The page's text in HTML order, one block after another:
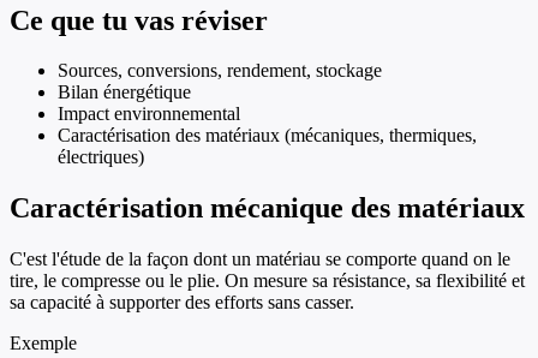
Ce que tu vas réviser
Sources, conversions, rendement, stockage
Bilan énergétique
Impact environnemental
Caractérisation des matériaux (mécaniques, thermiques,
électriques)
Caractérisation mécanique des matériaux
C'est l'étude de la façon dont un matériau se comporte quand on le
tire, le compresse ou le plie. On mesure sa résistance, sa flexibilité et
sa capacité à supporter des efforts sans casser.
Exemple